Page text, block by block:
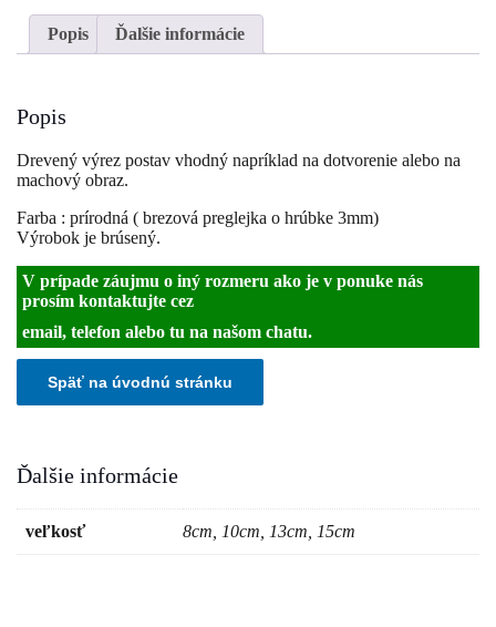
Popis Ďalšie informácie
Popis
Drevený výrez postav vhodný napríklad na dotvorenie alebo na
machový obraz.
Farba : prírodná ( brezová preglejka o hrúbke 3mm)
Výrobok je brúsený.
V prípade záujmu o iný rozmeru ako je v ponuke nás
prosím kontaktujte cez
email, telefon alebo tu na našom chatu.
Ďalšie informácie
veľkosť 8cm, 10cm, 13cm, 15cm